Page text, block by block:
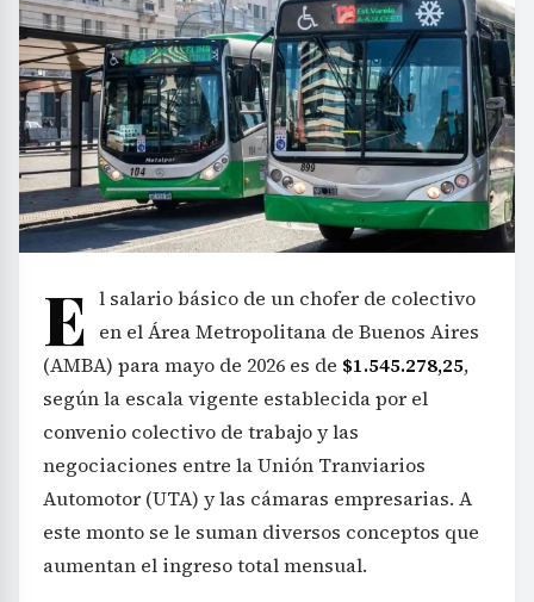
E l salario básico de un chofer de colectivo
en el Área Metropolitana de Buenos Aires
(AMBA) para mayo de 2026 es de $1.545.278,25,
según la escala vigente establecida por el
convenio colectivo de trabajo y las
negociaciones entre la Unión Tranviarios
Automotor (UTA) y las cámaras empresarias. A
este monto se le suman diversos conceptos que
aumentan el ingreso total mensual.